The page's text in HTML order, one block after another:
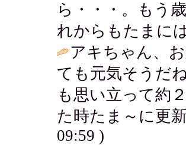
ら・・・。もう
れからもたまに
アキちゃん、
ても元気そうだ
も思い立って約
た時たま～に更
09:59 )